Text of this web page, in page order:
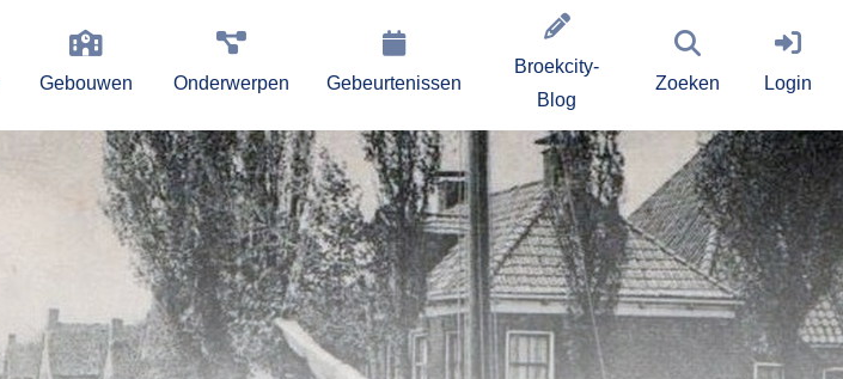
Gebouwen Onderwerpen Gebeurtenissen
Broekcity-
Blog
Zoeken Login